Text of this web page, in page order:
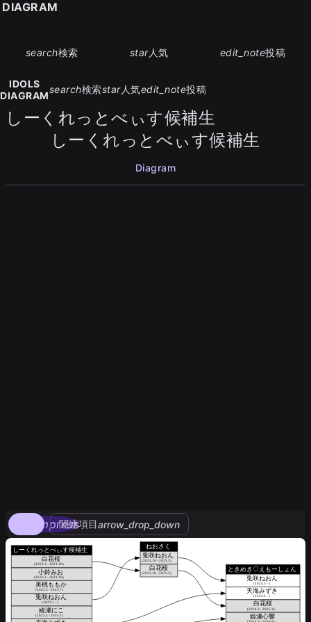
search検索 star人気 edit_note投稿
IDOLS
DIAGRAM
search検索star人気edit_note投稿
しーくれっとべぃす候補生
しーくれっとべぃす候補生
Diagram
compress
関連項目arrow_drop_down